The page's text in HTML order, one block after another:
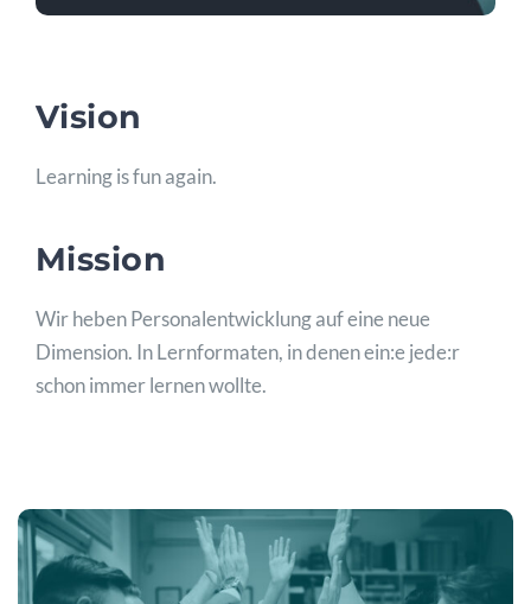
Vision
Learning is fun again.
Mission
Wir heben Personalentwicklung auf eine neue
Dimension. In Lernformaten, in denen ein:e jede:r
schon immer lernen wollte.